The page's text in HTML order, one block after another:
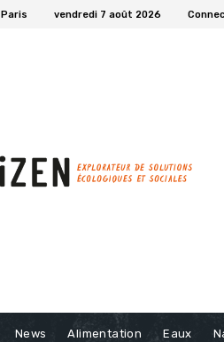
Paris vendredi 7 août 2026
News Alimentation Eaux